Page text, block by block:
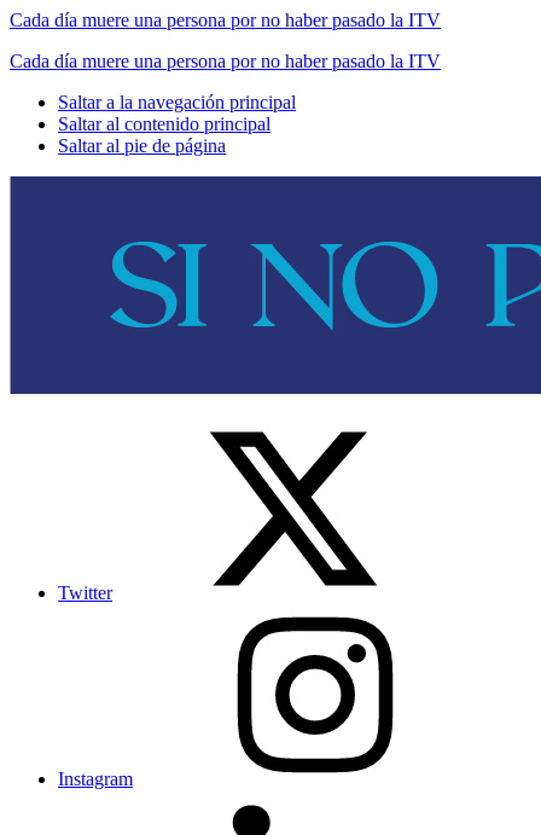
Cada día muere una persona por no haber pasado la ITV
Cada día muere una persona por no haber pasado la ITV
Saltar a la navegación principal
Saltar al contenido principal
Saltar al pie de página
Twitter
Instagram